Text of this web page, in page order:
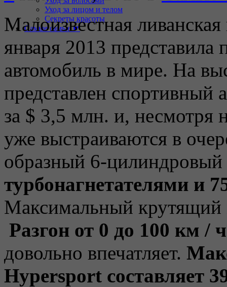
Уход за лицом и телом
Секреты красоты
Самые самые ☛
Малоизвестная
января 2013
автомобиль в мире. На
представлен спортивный
за $ 3,5 млн. и, несмотря
уже выстраиваются в
образный 6-цилиндровый
турбонагнетателями и
Максимальный крутящий
Разгон от 0 до 100 км /
довольно впечатляет.
Hypersport составляет